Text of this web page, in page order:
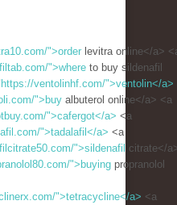
">order levitra online</a>
">where to buy sildenafil
https://ventolinhf.com/">ventolin</a>
">buy albuterol online</a> <a
">cafergot</a> <a
">tadalafil</a> <a
">sildenafil citrate</
">buying propranolol
">tetracycline</a> <a